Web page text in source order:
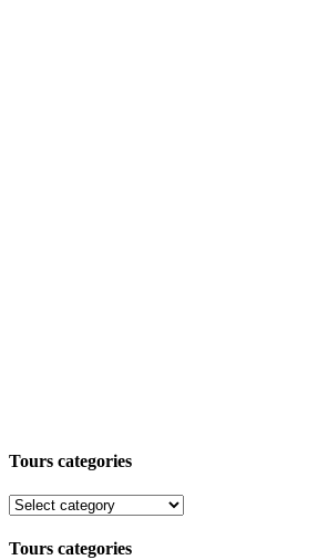
Tours categories
Tours categories